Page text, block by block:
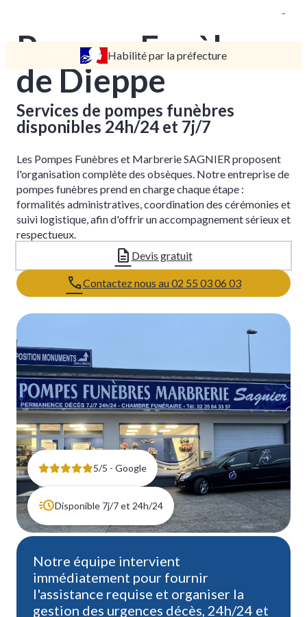
DEVIS
DÉMARCHES
CRÉMATION / INCINÉRATION
ORGANISATION / PRÉPARATION
URGENCE / ASSISTANCE
AGENCES
BLANGY-SUR-BRESLE
LES GRANDES-VENTES
NEUVILLE-LÈS-DIEPPE
DIEPPE
Habilité par la préfecture
5/5 - Google
Disponible 7j/7 et 24h/24
Pompes Funèbres
de Dieppe
Services de pompes funèbres
disponibles 24h/24 et 7j/7
Les Pompes Funèbres et Marbrerie SAGNIER proposent
l'organisation complète des obsèques. Notre entreprise de
pompes funèbres prend en charge chaque étape :
formalités administratives, coordination des cérémonies et
suivi logistique, afin d'offrir un accompagnement sérieux et
respectueux.
Devis gratuit
Contactez nous au 02 55 03 06 03
Notre équipe intervient
immédiatement pour fournir
l'assistance requise et organiser la
gestion des urgences décès, 24h/24 et